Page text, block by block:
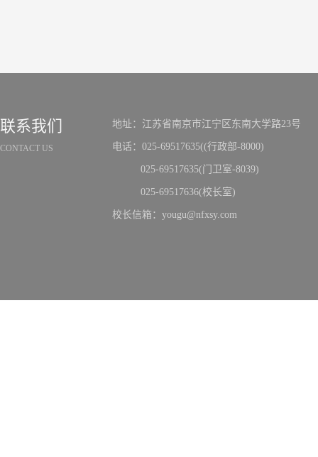
最可信的智
来的教育方
希望。张校
联系我们
CONTACT US
地址：江苏省南京市江宁区东南大学路23号
电话：025-69517635((行政部-8000)
025-69517635(门卫室-8039)
025-69517636(校长室)
校长信箱：yougu@nfxsy.com